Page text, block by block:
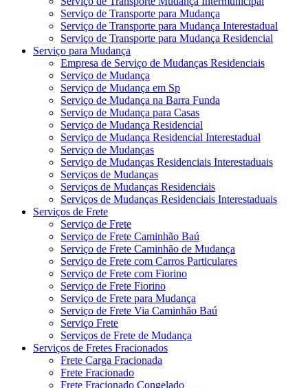
Serviço de Transporte para Mudança
Serviço de Transporte para Mudança Interestadual
Serviço de Transporte para Mudança Residencial
Serviço para Mudança
Empresa de Serviço de Mudanças Residenciais
Serviço de Mudança
Serviço de Mudança em Sp
Serviço de Mudança na Barra Funda
Serviço de Mudança para Casas
Serviço de Mudança Residencial
Serviço de Mudança Residencial Interestadual
Serviço de Mudanças
Serviço de Mudanças Residenciais Interestaduais
Serviços de Mudanças
Serviços de Mudanças Residenciais
Serviços de Mudanças Residenciais Interestaduais
Serviços de Frete
Serviço de Frete
Serviço de Frete Caminhão Baú
Serviço de Frete Caminhão de Mudança
Serviço de Frete com Carros Particulares
Serviço de Frete com Fiorino
Serviço de Frete Fiorino
Serviço de Frete para Mudança
Serviço de Frete Via Caminhão Baú
Serviço Frete
Serviços de Frete de Mudança
Serviços de Fretes Fracionados
Frete Carga Fracionada
Frete Fracionado
Frete Fracionado Congelado